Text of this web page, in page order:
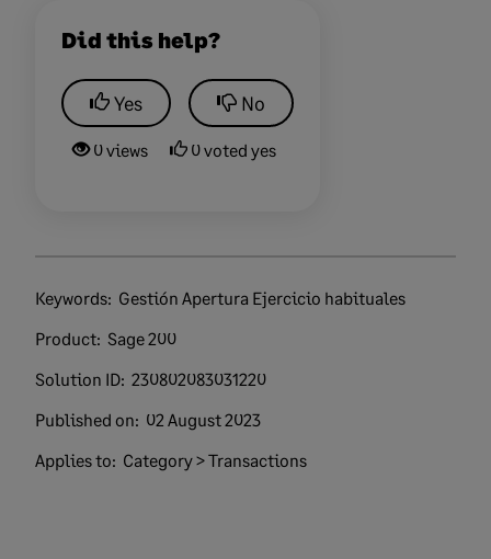
Did this help?
Yes No
0 views 0 voted yes
Keywords: Gestión Apertura Ejercicio habituales
Product: Sage 200
Solution ID: 230802083031220
Published on: 02 August 2023
Applies to: Category > Transactions